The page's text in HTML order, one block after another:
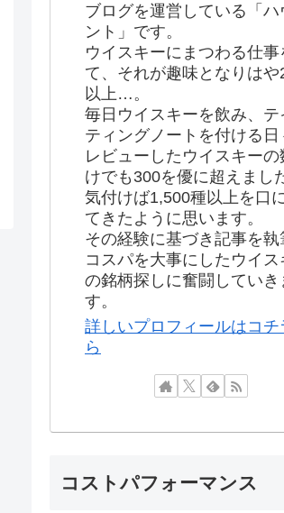
ブログを運営している「ハ
ント」です。
ウイスキーにまつわる仕事
て、それが趣味となりはや
以上…。
毎日ウイスキーを飲み、テ
ティングノートを付ける日
レビューしたウイスキーの
けでも300を優に超えまし
気付けば1,500種以上を口
てきたように思います。
その経験に基づき記事を執
コスパを大事にしたウイス
の銘柄探しに奮闘していき
す。
詳しいプロフィールはコチ
ら
コストパフォーマンス